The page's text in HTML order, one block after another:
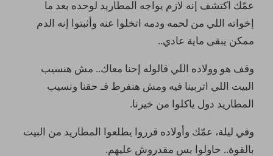
عمّك اكتشف إنه لازم يواجه المطاريد لوحده بعد ما
إخواته اللي من لحمه ودمه اتخلوا عنه وأثبتوا إنه الدم
ممكن يبقى ماية عادي..
وقف هو وولاده اللي قالوله إحنا معاك.. مش هنسيب
البيت اللي اتربينا فيه ومش هنفرط فـ حقنا ونسيب
المطاريد دول ياكلوا من خيرنا.
وفي ليلة، عمّك وأولاده قرروا يطلعوا المطاريد من البيت
بالقوة.. حاولوا بس مقدروش عليهم.